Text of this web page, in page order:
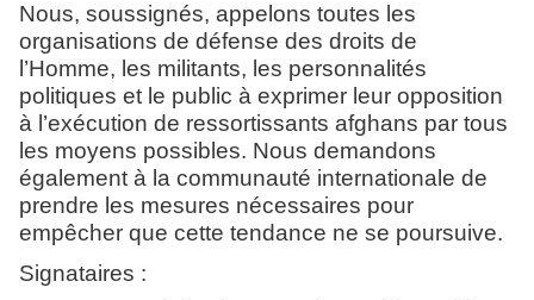
Nous, soussignés, appelons toutes les
organisations de défense des droits de
l’Homme, les militants, les personnalités
politiques et le public à exprimer leur opposition
à l’exécution de ressortissants afghans par tous
les moyens possibles. Nous demandons
également à la communauté internationale de
prendre les mesures nécessaires pour
empêcher que cette tendance ne se poursuive.
Signataires :